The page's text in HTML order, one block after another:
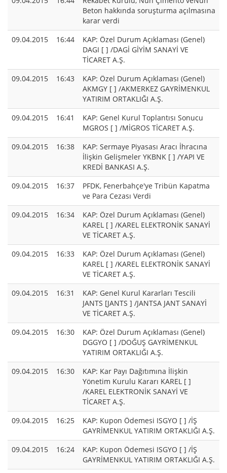
Beton hakkında soruşturma açılmasına
karar verdi
09.04.2015
16:44
KAP: Özel Durum Açıklaması (Genel)
DAGI [ ] /DAGİ GİYİM SANAYİ VE
TİCARET A.Ş.
09.04.2015
16:43
KAP: Özel Durum Açıklaması (Genel)
AKMGY [ ] /AKMERKEZ GAYRİMENKUL
YATIRIM ORTAKLIĞI A.Ş.
09.04.2015
16:41
KAP: Genel Kurul Toplantısı Sonucu
MGROS [ ] /MİGROS TİCARET A.Ş.
09.04.2015
16:38
KAP: Sermaye Piyasası Aracı İhracına
İlişkin Gelişmeler YKBNK [ ] /YAPI VE
KREDİ BANKASI A.Ş.
09.04.2015
16:37
PFDK, Fenerbahçe'ye Tribün Kapatma
ve Para Cezası Verdi
09.04.2015
16:34
KAP: Özel Durum Açıklaması (Genel)
KAREL [ ] /KAREL ELEKTRONİK SANAYİ
VE TİCARET A.Ş.
09.04.2015
16:33
KAP: Özel Durum Açıklaması (Genel)
KAREL [ ] /KAREL ELEKTRONİK SANAYİ
VE TİCARET A.Ş.
09.04.2015
16:31
KAP: Genel Kurul Kararları Tescili
JANTS [JANTS ] /JANTSA JANT SANAYİ
VE TİCARET A.Ş.
09.04.2015
16:30
KAP: Özel Durum Açıklaması (Genel)
DGGYO [ ] /DOĞUŞ GAYRİMENKUL
YATIRIM ORTAKLIĞI A.Ş.
09.04.2015
16:30
KAP: Kar Payı Dağıtımına İlişkin
Yönetim Kurulu Kararı KAREL [ ]
/KAREL ELEKTRONİK SANAYİ VE
TİCARET A.Ş.
09.04.2015
16:25
KAP: Kupon Ödemesi ISGYO [ ] /İŞ
GAYRİMENKUL YATIRIM ORTAKLIĞI A.Ş.
09.04.2015
16:24
KAP: Kupon Ödemesi ISGYO [ ] /İŞ
GAYRİMENKUL YATIRIM ORTAKLIĞI A.Ş.